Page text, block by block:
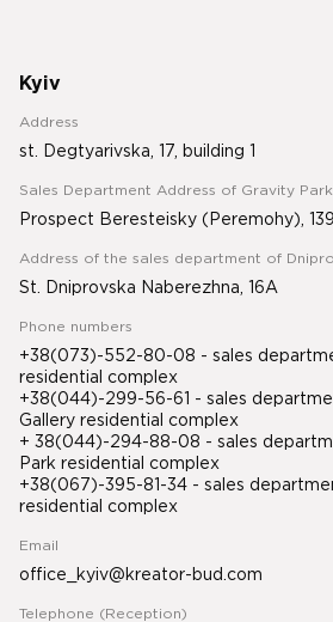
Kyiv
Address
st. Degtyarivska, 17, building 1
Sales Department Address of Gravity Park
Prospect Beresteisky (Peremohy), 139
Address of the sales department of
St. Dniprovska Naberezhna, 16A
Phone numbers
+38(073)-552-80-08 - sales
residential complex
+38(044)-299-56-61 - sales
Gallery residential complex
+ 38(044)-294-88-08 - sales
Park residential complex
+38(067)-395-81-34 - sales
residential complex
Email
office_kyiv@kreator-bud.com
Telephone (Reception)